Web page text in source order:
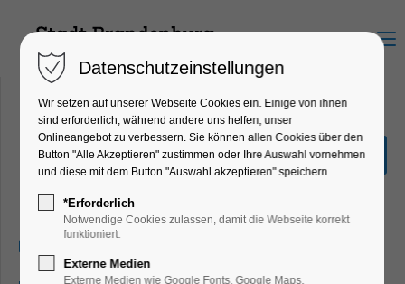
Menu
Kunstausstellung "In
Between"
Ausstellung, Kunst, Lesung
Datenschutzeinstellungen
Wir setzen auf unserer Webseite Cookies ein. Einige von ihnen
sind erforderlich, während andere uns helfen, unser
Onlineangebot zu verbessern. Sie können allen Cookies über den
Button "Alle Akzeptieren" zustimmen oder Ihre Auswahl vornehmen
und diese mit dem Button "Auswahl akzeptieren" speichern.
*Erforderlich
Notwendige Cookies zulassen, damit die Webseite korrekt
funktioniert.
Externe Medien
Externe Medien wie Google Fonts, Google Maps,